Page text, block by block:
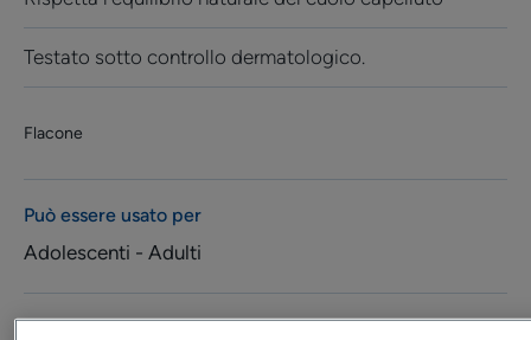
Testato sotto controllo dermatologico.
Flacone
Può essere usato per
Adolescenti - Adulti
Adatto per